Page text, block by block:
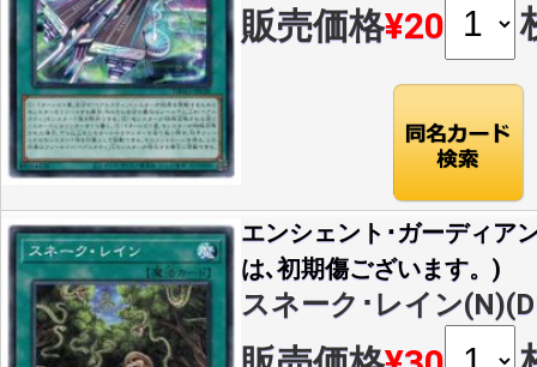
販売価格¥20
エンシェント･ガーディア
は､初期傷ございます。)
スネーク･レイン